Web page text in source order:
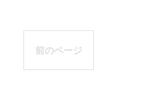
前のページ